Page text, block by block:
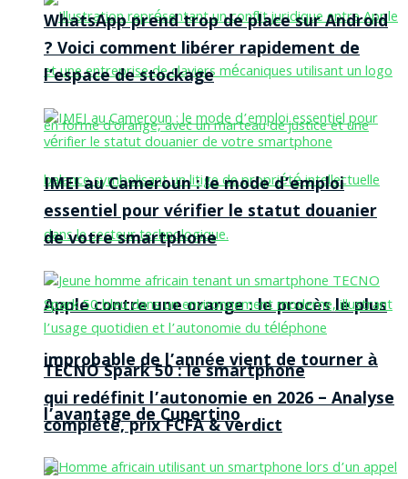
Apple contre une orange : le procès le plus
improbable de l’année vient de tourner à
l’avantage de Cupertino
WhatsApp prend trop de place sur Android
? Voici comment libérer rapidement de
l’espace de stockage
IMEI au Cameroun : le mode d’emploi
essentiel pour vérifier le statut douanier
de votre smartphone
TECNO Spark 50 : le smartphone
qui redéfinit l’autonomie en 2026 – Analyse
complète, prix FCFA & verdict